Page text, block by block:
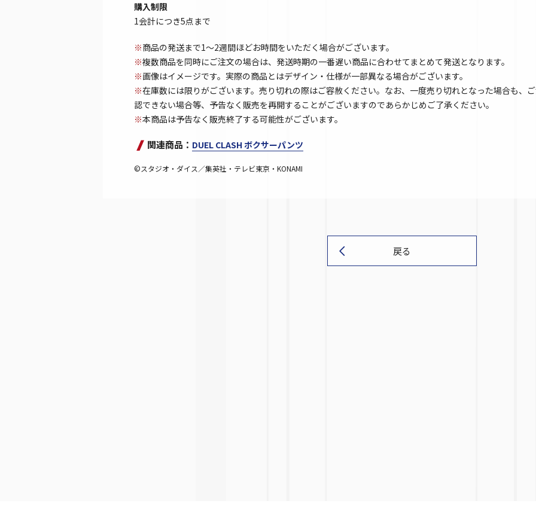
購入制限
1会計につき5点まで
※商品の発送まで1～2週間ほどお時間をいただく場合がございます。
※複数商品を同時にご注文の場合は、発送時期の一番遅い商品に合わせてまとめて発送となります。
※画像はイメージです。実際の商品とはデザイン・仕様が一部異なる場合がございます。
※在庫数には限りがございます。売り切れの際はご容赦ください。なお、一度売り切れとなった場合も、
認できない場合等、予告なく販売を再開することがございますのであらかじめご了承ください。
※本商品は予告なく販売終了する可能性がございます。
関連商品： DUEL CLASH ボクサーパンツ
©スタジオ・ダイス／集英社・テレビ東京・KONAMI
戻る